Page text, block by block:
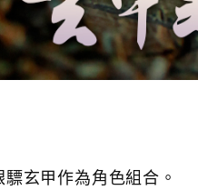
玄甲作為角色組合。